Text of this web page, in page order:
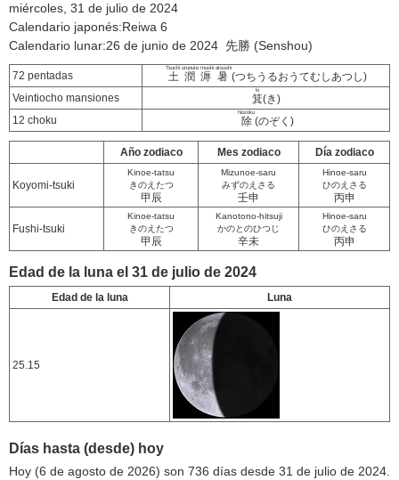
miércoles, 31 de julio de 2024
Calendario japonés:Reiwa 6
Calendario lunar:26 de junio de 2024 先勝 (Senshou)
72 pentadas 土潤溽暑
Tsuchi uruoute mushi atsushi
(つちうるおうてむしあつし)
Veintiocho mansiones
箕
ki
(き)
12 choku
除
Nozoku
(のぞく)
Año zodiaco Mes zodiaco Día zodiaco
Koyomi-tsuki
Kinoe-tatsu
きのえたつ
甲辰
Mizunoe-saru
みずのえさる
壬申
Hinoe-saru
ひのえさる
丙申
Fushi-tsuki
Kinoe-tatsu
きのえたつ
甲辰
Kanotono-hitsuji
かのとのひつじ
辛未
Hinoe-saru
ひのえさる
丙申
Edad de la luna el 31 de julio de 2024
Edad de la luna Luna
25.15
Días hasta (desde) hoy
Hoy (6 de agosto de 2026) son 736 días desde 31 de julio de 2024.